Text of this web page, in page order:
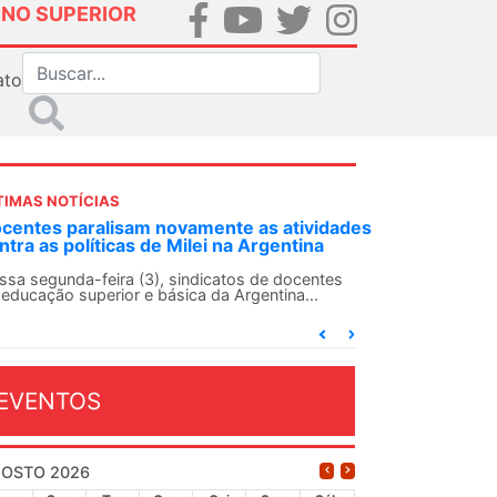
SUPERIOR
NOTÍCIAS
ANDES-SN convoca docentes para Dia de
Solidariedade Internacionalista com Cuba em
13 de agosto
O ANDES-SN conclama suas seções sindicais e o
2026